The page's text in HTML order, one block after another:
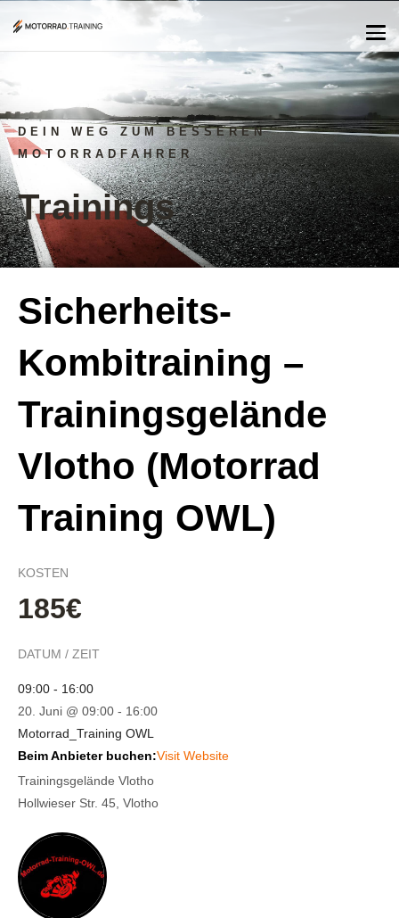
DEIN WEG ZUM BESSEREN
MOTORRADFAHRER
Trainings
Sicherheits-
Kombitraining –
Trainingsgelände
Vlotho (Motorrad
Training OWL)
KOSTEN
185€
DATUM / ZEIT
09:00 - 16:00
20. Juni @ 09:00 - 16:00
Motorrad_Training OWL
Beim Anbieter buchen:Visit Website
Trainingsgelände Vlotho
Hollwieser Str. 45, Vlotho